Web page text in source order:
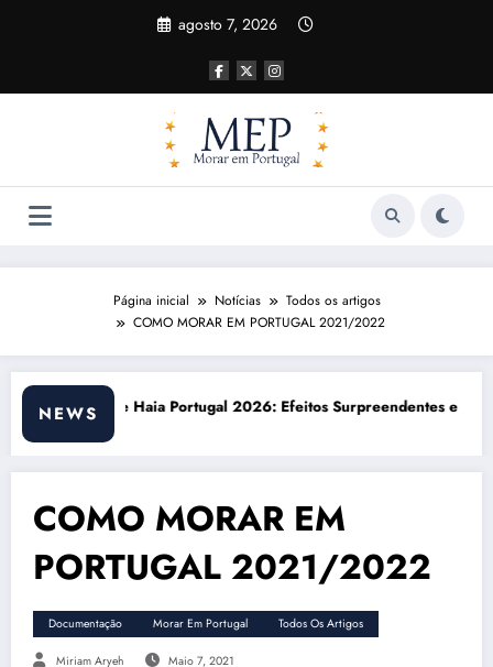
agosto 7, 2026
Página inicial Notícias
Todos os artigos
COMO MORAR EM PORTUGAL 2021/2022
NEWS
Efeitos Surpreendentes e OportunidadesCusto de vida em Portugal
COMO MORAR EM
PORTUGAL 2021/2022
Documentação Morar Em Portugal Todos Os Artigos
Miriam Aryeh Maio 7, 2021